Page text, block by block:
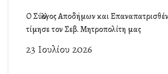
Ο Σύλλογος Αποδήμων και
τίμησε τον Σεβ. Μητροπολίτη μας
23 Ιουλίου 2026